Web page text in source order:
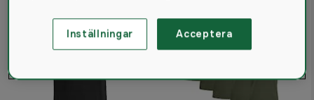
Inställningar Acceptera